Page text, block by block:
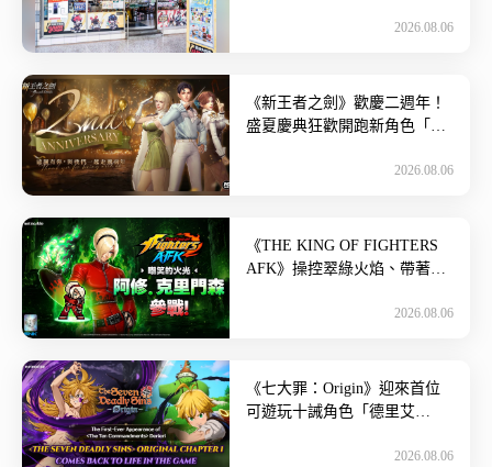
2026.08.06
《新王者之劍》歡慶二週年！
盛夏慶典狂歡開跑新角色「黛
理營運的經典 MMORPG《2026.08.06
《THE KING OF FIGHTERS
AFK》操控翠綠火焰、帶著傲
2026.08.06
《七大罪：Origin》迎來首位
可遊玩十誡角色「德里艾
遊戲開發與發行公司的網石集
2026.08.06